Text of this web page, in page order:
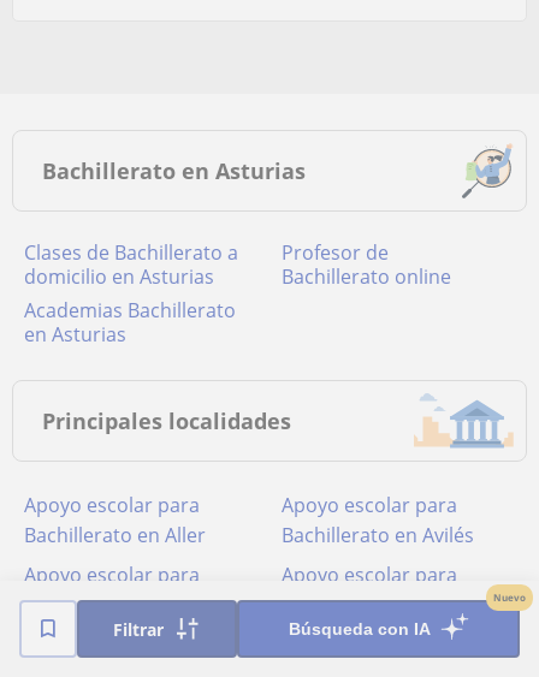
Filtrar Búsqueda con IA
Nuevo
Bachillerato en Asturias
Clases de Bachillerato a
domicilio en Asturias
Profesor de
Bachillerato online
academias Bachillerato
en Asturias
Principales localidades
Apoyo escolar para
Bachillerato en Aller
Apoyo escolar para
Bachillerato en Avilés
Apoyo escolar para
Bachillerato en Gijón
Apoyo escolar para
Bachillerato en Mieres
(Asturias)